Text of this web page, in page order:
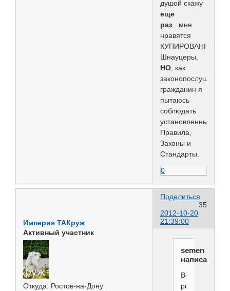
душой скажу
еще
раз ...мне
нравятся
КУПИРОВАННЫЕ
Шнауцеры,
НО , как
законопослушный
гражданин я
пытаюсь
соблюдать
установленные
Правила,
Законы и
Стандарты.
0
Поделиться
35
2012-10-20
21:39:00
Империя ТАКруж
Активный участник
Откуда: Ростов-на-Дону
semen
написал(а):
Вот
ризены,